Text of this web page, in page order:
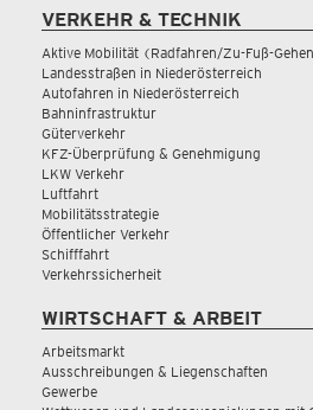
VERKEHR & TECHNIK
Aktive Mobilität (Radfahren/Zu-Fuß-
Landesstraßen in Niederösterreich
Autofahren in Niederösterreich
Bahninfrastruktur
Güterverkehr
KFZ-Überprüfung & Genehmigung
LKW Verkehr
Luftfahrt
Mobilitätsstrategie
Öffentlicher Verkehr
Schifffahrt
Verkehrssicherheit
WIRTSCHAFT & ARBEIT
Arbeitsmarkt
Ausschreibungen & Liegenschaften
Gewerbe